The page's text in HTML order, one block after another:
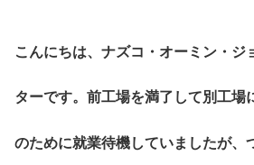
こんにちは、ナズコ・オーミン・ジ
ターです。前工場を満了して別工場
のために就業待機していましたが、